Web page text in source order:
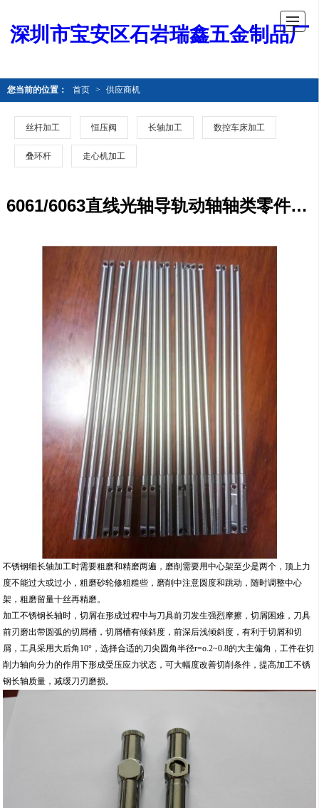
深圳市宝安区石岩瑞鑫五金制品厂
您当前的位置： 首页 > 供应商机
丝杆加工 恒压阀 长轴加工 数控车床加工
叠环杆 走心机加工
6061/6063直线光轴导轨动轴轴类零件加工CNC加工 数控车床加工厂家
不锈钢细长轴加工时需要粗磨和精磨两遍，磨削需要用中心架至少是两个，顶上力
度不能过大或过小，粗磨砂轮修粗糙些，磨削中注意圆度和跳动，随时调整中心
架，粗磨留量十丝再精磨。
加工不锈钢长轴时，切屑在形成过程中与刀具前刃发生强烈摩擦，切屑困难，刀具
前刃磨出带圆弧的切屑槽，切屑槽有倾斜度，前深后浅倾斜度，有利于切屑和切
屑，工具采用大后角10°，选择合适的刀尖圆角半径r=o.2~0.8的大主偏角，工件在切
削力轴向分力的作用下形成受压应力状态，可大幅度改善切削条件，提高加工不锈
钢长轴质量，减缓刀刃磨损。